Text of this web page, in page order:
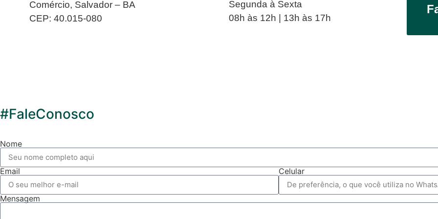
Comércio, Salvador – BA
CEP: 40.015-080
Segunda à Sexta
08h às 12h | 13h às 17h
#FaleConosco
Nome
Email Celular
Mensagem